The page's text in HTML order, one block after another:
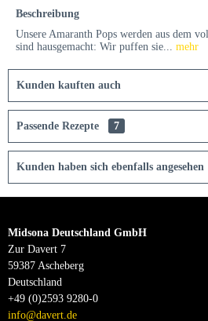
Beschreibung
Unsere Amaranth Pops werden aus dem
sind hausgemacht: Wir puffen sie... mehr
Kunden kauften auch
Passende Rezepte 7
Kunden haben sich ebenfalls angesehen
Midsona Deutschland GmbH
Zur Davert 7
59387 Ascheberg
Deutschland
+49 (0)2593 9280-0
info@davert.de